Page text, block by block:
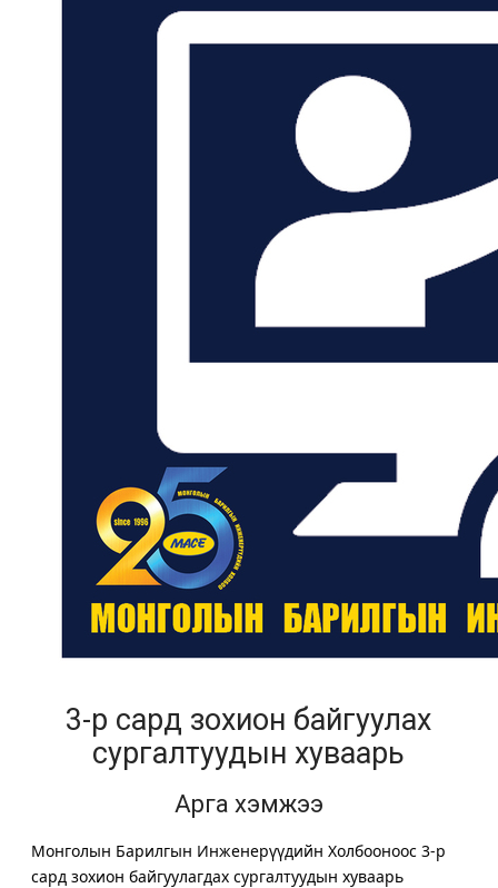
3-р сард зохион байгуулах
сургалтуудын хуваарь
Арга хэмжээ
Монголын Барилгын Инженерүүдийн Холбооноос 3-р
сард зохион байгуулагдах сургалтуудын хуваарь